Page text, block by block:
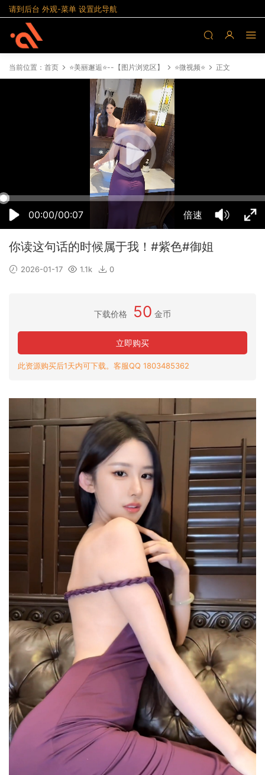
请到后台 外观-菜单 设置此导航
当前位置： 首页 ⭐美丽邂逅⭐--【图片浏览区】 ⭐微视频⭐ 正文
00:00/00:07 倍速
50% 75% 100% 15:42:51
你读这句话的时候属于我！#紫色#御姐
2026-01-17 1.1k 0
下载价格 50 金币
立即购买
此资源购买后1天内可下载。客服QQ 1803485362